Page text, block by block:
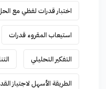
اختبار قدرات لفظي مع
استيعاب المقروء قدرات
التفكير التحليلي
الطريقة الأسهل لاجتياز